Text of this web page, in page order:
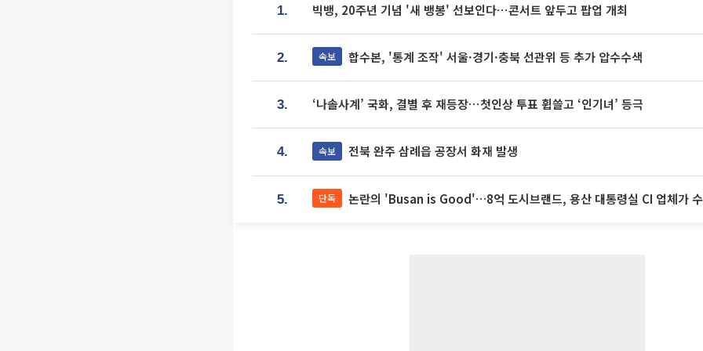
1. 빅뱅, 20주년 기념 '새 뱅봉' 선보인다⋯콘서트 앞두고 팝업 개최
2. 속보 합수본, '통계 조작' 서울·경기·충북 선관위 등 추가 압수수색
3. ‘나솔사계’ 국화, 결별 후 재등장⋯첫인상 투표 휩쓸고 ‘인기녀’ 등극
4. 속보 전북 완주 삼례읍 공장서 화재 발생
5. 단독 논란의 'Busan is Good'…8억 도시브랜드, 용산 대통령실 CI 업체가